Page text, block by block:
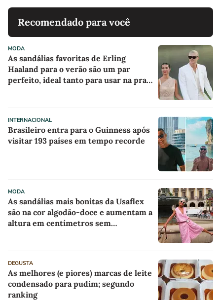
Recomendado para você
MODA
As sandálias favoritas de Erling
Haaland para o verão são um par
perfeito, ideal tanto para usar na praia
INTERNACIONAL
Brasileiro entra para o Guinness após
visitar 193 países em tempo recorde
MODA
As sandálias mais bonitas da Usaflex
são na cor algodão-doce e aumentam a
altura em centímetros sem
DEGUSTA
As melhores (e piores) marcas de leite
condensado para pudim; segundo
ranking